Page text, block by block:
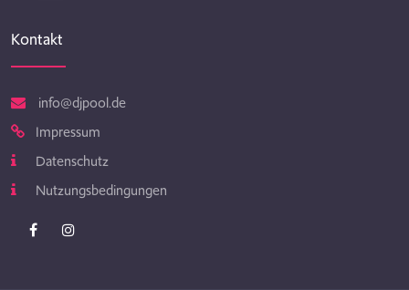
Kontakt
info@djpool.de
Impressum
Datenschutz
Nutzungsbedingungen